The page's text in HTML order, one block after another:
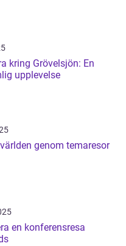
kring Grövelsjön: En
upplevelse
genom temaresor
en konferensresa